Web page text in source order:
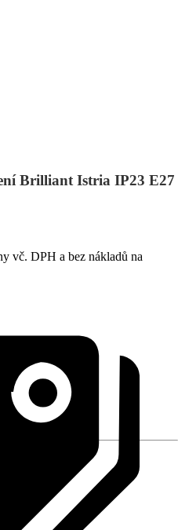
Brilliant Istria IP23 E27
vč. DPH a bez nákladů na